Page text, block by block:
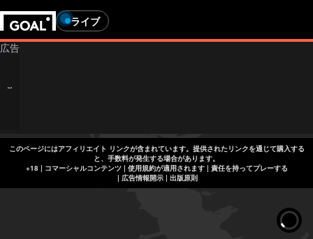
ライブ
このページにはアフィリエイト リンクが含まれています。提供されたリンクを通じて購入する
と、手数料が発生する場合があります。
+18 | コマーシャルコンテンツ | 使用規約が適用されます | 責任を持ってプレーする
| 広告情報開示 | 出版原則